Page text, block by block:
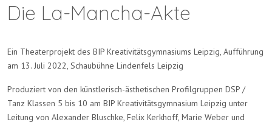
Die La-Mancha-Akte
Ein Theaterprojekt des BIP Kreativitätsgymnasiums Leipzig, Aufführung
am 13. Juli 2022, Schaubühne Lindenfels Leipzig
Produziert von den künstlerisch-ästhetischen Profilgruppen DSP /
Tanz Klassen 5 bis 10 am BIP Kreativitätsgymnasium Leipzig unter
Leitung von Alexander Bluschke, Felix Kerkhoff, Marie Weber und